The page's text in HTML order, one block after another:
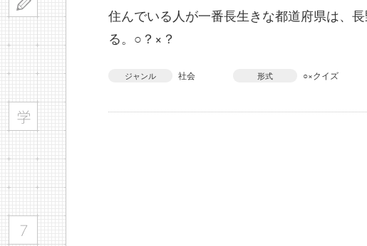
住んでいる人が一番長生きな都道府県は、
る。○？×？
ジャンル 社会 形式 ○×クイズ